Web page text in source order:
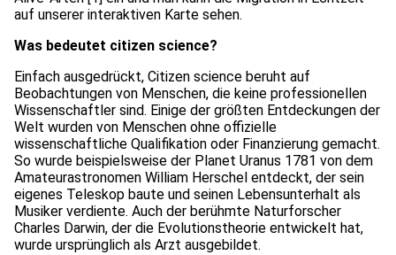
auf unserer interaktiven Karte sehen.
Was bedeutet citizen science?
Einfach ausgedrückt, Citizen science beruht auf
Beobachtungen von Menschen, die keine professionellen
Wissenschaftler sind. Einige der größten Entdeckungen der
Welt wurden von Menschen ohne offizielle
wissenschaftliche Qualifikation oder Finanzierung gemacht.
So wurde beispielsweise der Planet Uranus 1781 von dem
Amateurastronomen William Herschel entdeckt, der sein
eigenes Teleskop baute und seinen Lebensunterhalt als
Musiker verdiente. Auch der berühmte Naturforscher
Charles Darwin, der die Evolutionstheorie entwickelt hat,
wurde ursprünglich als Arzt ausgebildet.